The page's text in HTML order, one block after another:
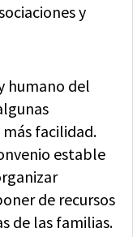
y
humano del
facilidad.
estable
de recursos
de las familias.